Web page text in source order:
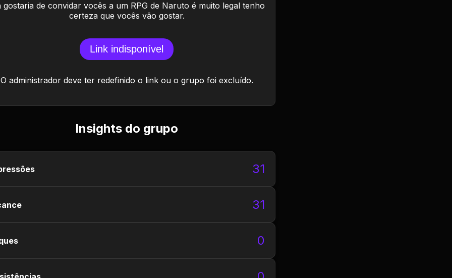
gostaria de convidar vocês a um RPG de Naruto é muito legal tenho
certeza que vocês vão gostar.
Link indisponível
O administrador deve ter redefinido o link ou o grupo foi excluído.
Insights do grupo
31
31
0